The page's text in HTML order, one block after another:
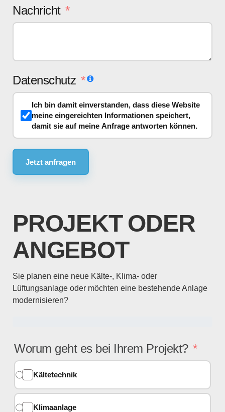
Nachricht
Datenschutz
Ich bin damit einverstanden, dass diese Website
meine eingereichten Informationen speichert,
damit sie auf meine Anfrage antworten können.
Jetzt anfragen
PROJEKT ODER
ANGEBOT
Sie planen eine neue Kälte-, Klima- oder
Lüftungsanlage oder möchten eine bestehende Anlage
modernisieren?
Worum geht es bei Ihrem Projekt?
Kältetechnik
Klimaanlage